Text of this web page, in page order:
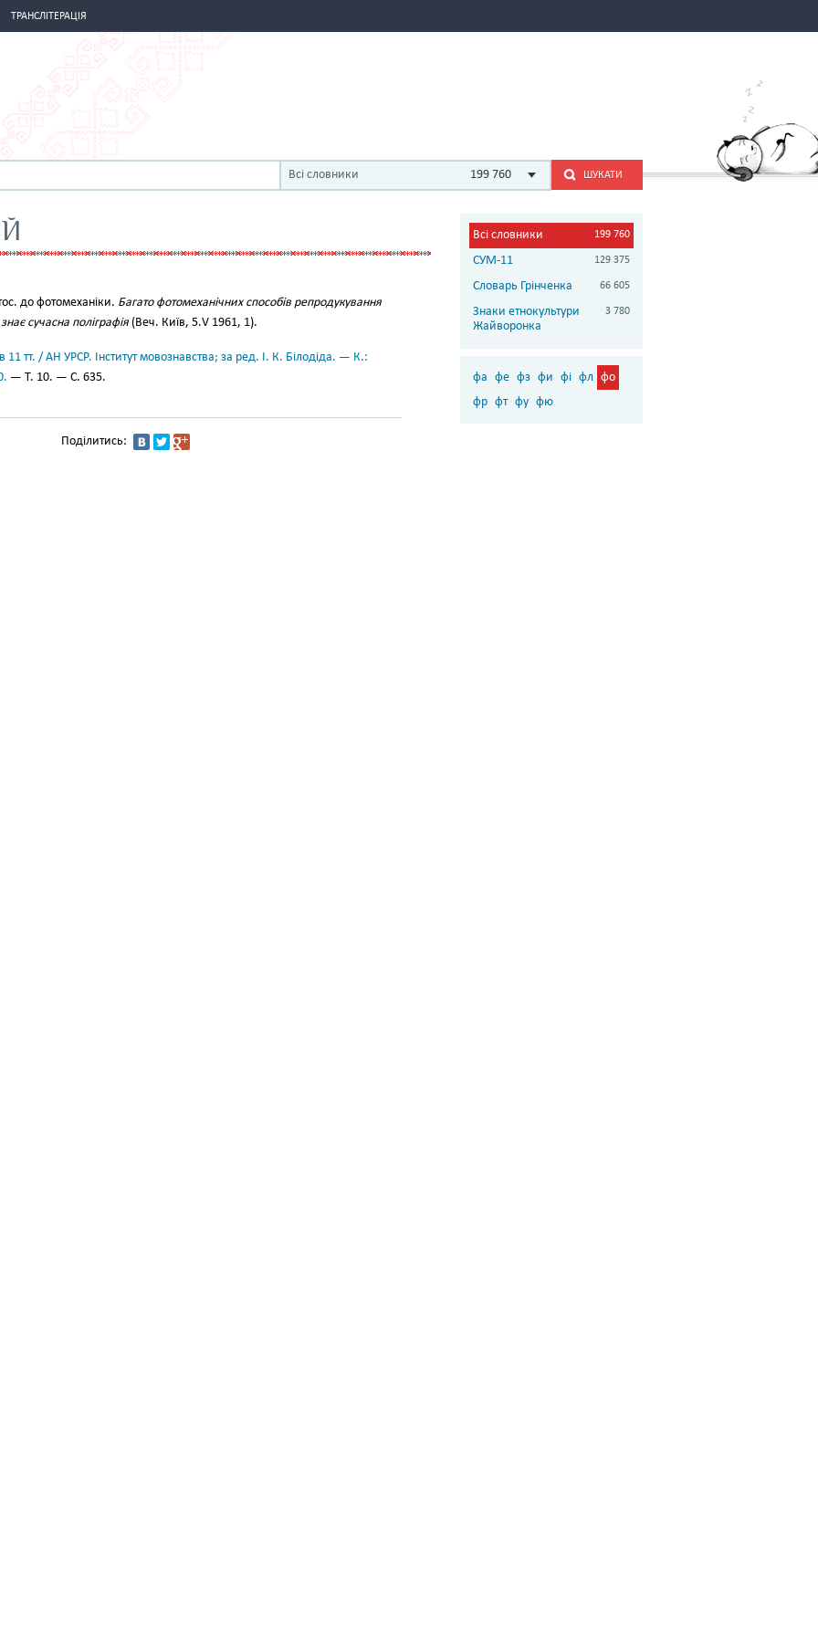
ТРАНСЛІТЕРАЦІЯ
Всі словники 199 760 ШУКАТИ
до фотомеханіки. Багато фотомеханічних способів репродукування
сучасна поліграфія (Веч. Київ, 5.V 1961, 1).
11 тт. / АН УРСР. Інститут мовознавства; за ред. І. К. Білодіда. — К.:
— Т. 10. — С. 635.
Поділитись:
Всі словники 199 760
СУМ-11 129 375
Словарь Грінченка 66 605
Знаки етнокультури
Жайворонка
3 780
фа фе фз фи фі фл фо
фр фт фу фю